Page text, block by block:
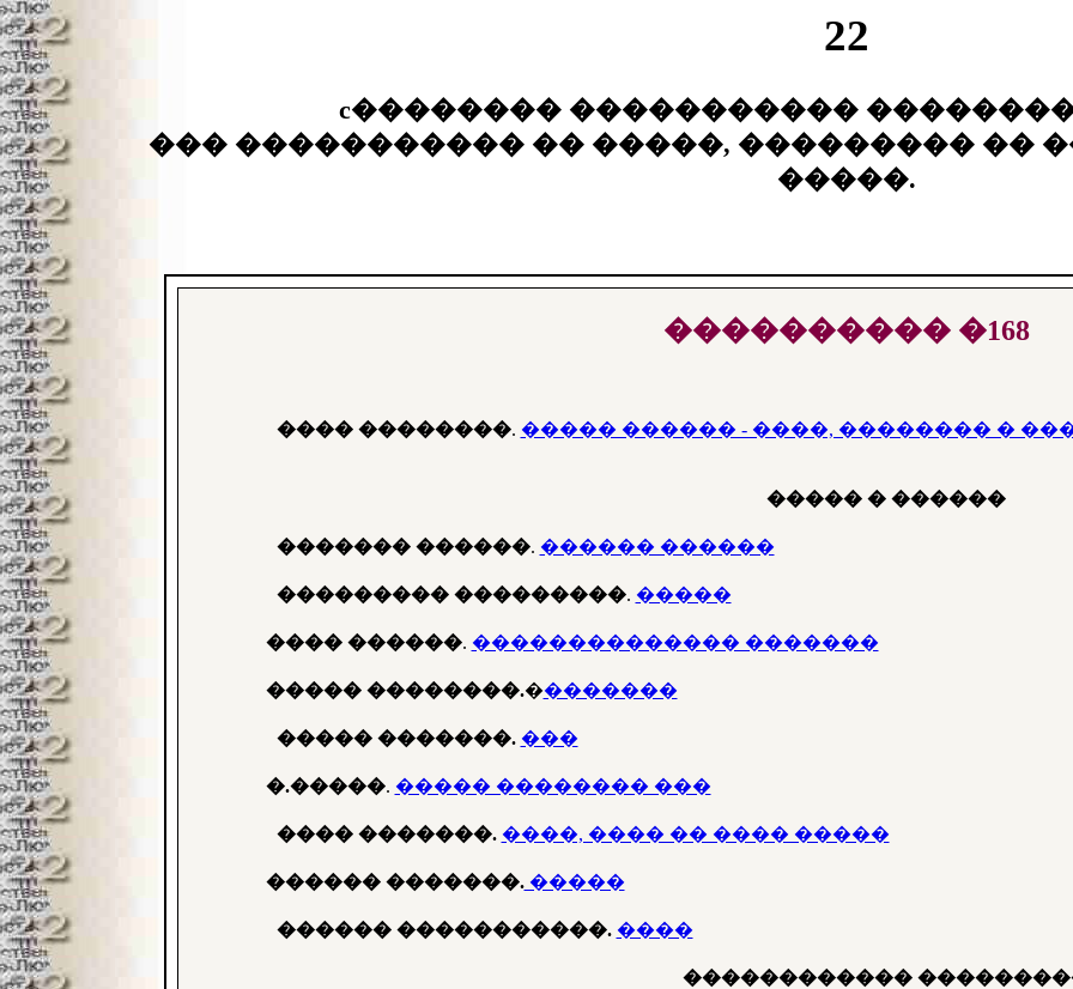
22
c�������� �����������
��� ����������� �� �����, ��������� ��
�����.
���������� �168
���� ��������. ����� ������ - ����, �������� �
����� � ������
������� ������. ������ ������
������������������. �����
���� ������. �������������� �������
����� ��������.��������
����� �������. ���
�.�����. ����� �������� ���
���� �������. ����, ���� �� ���� �����
������ �������.�����
������ �����������. ����
������������